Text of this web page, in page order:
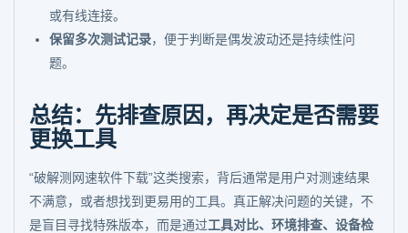
或有线连接。
保留多次测试记录，便于判断是偶发波动还是持续性问
题。
总结：先排查原因，再决定是否需要
更换工具
“破解测网速软件下载”这类搜索，背后通常是用户对测速结果
不满意，或者想找到更易用的工具。真正解决问题的关键，不
是盲目寻找特殊版本，而是通过工具对比、环境排查、设备检